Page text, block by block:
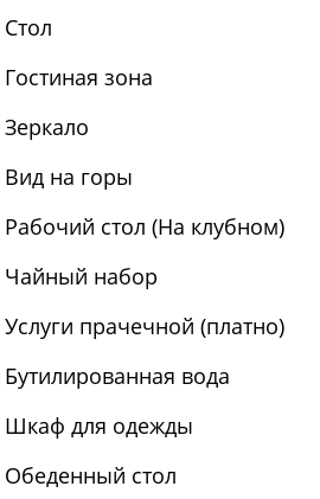
Стол
Гостиная зона
Зеркало
Вид на горы
Рабочий стол (На клубном)
Чайный набор
Услуги прачечной (платно)
Бутилированная вода
Шкаф для одежды
Обеденный стол